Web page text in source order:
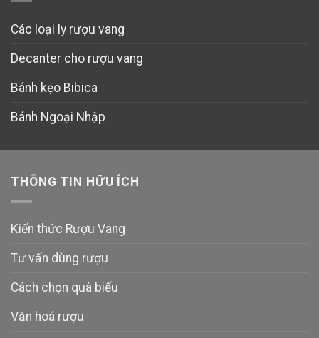
Các loại ly rượu vang
Decanter cho rượu vang
Bánh kẹo Bibica
Bánh Ngoại Nhập
THÔNG TIN HỮU ÍCH
Kiến thức Rượu Vang
Tư vấn dùng rượu
Cách chọn quà biếu
Văn hoá rượu